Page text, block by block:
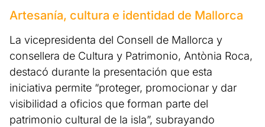
Artesanía, cultura e identidad de Mallorca
La vicepresidenta del Consell de Mallorca y
consellera de Cultura y Patrimonio, Antònia Roca,
destacó durante la presentación que esta
iniciativa permite “proteger, promocionar y dar
visibilidad a oficios que forman parte del
patrimonio cultural de la isla”, subrayando